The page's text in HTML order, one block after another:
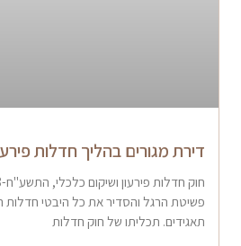
דירת מגורים בהליך חדלות
פשיטת הרגל והסדיר את כל היבטי חדלות
תאגידים. תכליתו של חוק חדלות